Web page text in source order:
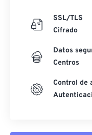
SSL/TLS
Cifrado
Datos
Centros
Control de